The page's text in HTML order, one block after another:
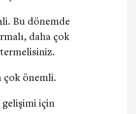
Bu dönemde
daha çok
çok önemli.
gelişimi için